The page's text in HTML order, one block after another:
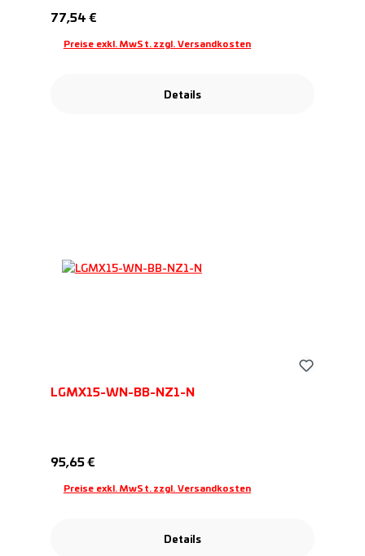
Regulärer Preis:
77,54 €
Preise exkl. MwSt. zzgl. Versandkosten
Details
LGMX15-WN-BB-NZ1-N
Regulärer Preis:
95,65 €
Preise exkl. MwSt. zzgl. Versandkosten
Details